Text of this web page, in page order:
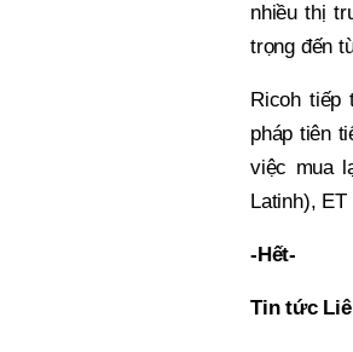
nhiều thị
trọng đến
Ricoh
pháp tiên
việc mua
Latinh),
-Hết-
Tin tức